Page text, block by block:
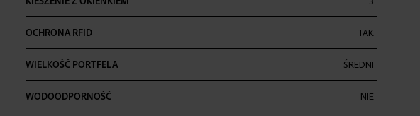
OCHRONA RFID TAK
WIELKOŚĆ PORTFELA ŚREDNI
WODOODPORNOŚĆ NIE